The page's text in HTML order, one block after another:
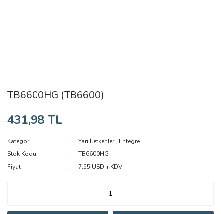
TB6600HG (TB6600)
431,98 TL
Kategori Yarı İletkenler, Entegre
Stok Kodu
TB6600HG
Fiyat
7,55 USD + KDV